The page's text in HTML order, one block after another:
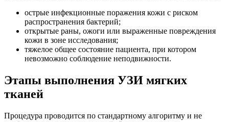
острые инфекционные поражения кожи с риском
распространения бактерий;
открытые раны, ожоги или выраженные повреждения
кожи в зоне исследования;
тяжелое общее состояние пациента, при котором
невозможно соблюдение неподвижности.
Этапы выполнения УЗИ мягких
тканей
Процедура проводится по стандартному алгоритму и не